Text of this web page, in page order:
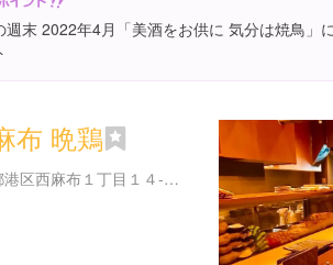
週末 2022年4月「美酒をお供に 気分は焼鳥」
布 晩鶏
東京都港区西麻布１丁目１４-２ 疋田ビル 1F